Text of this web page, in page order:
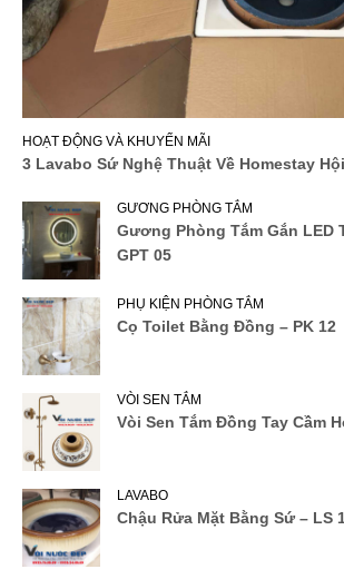
HOẠT ĐỘNG VÀ KHUYẾN MÃI
3 Lavabo Sứ Nghệ Thuật Về Homestay
GƯƠNG PHÒNG TẮM
Gương Phòng Tắm Gắn LED
GPT 05
PHỤ KIỆN PHÒNG TẮM
Cọ Toilet Bằng Đồng – PK 12
VÒI SEN TẮM
Vòi Sen Tắm Đồng Tay Cầm
LAVABO
Chậu Rửa Mặt Bằng Sứ – LS